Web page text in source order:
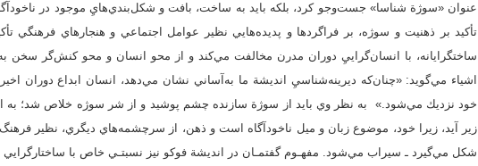
عنوان «‌سوژة شناسا» جست‌وجو كرد، بلكه بايد به ساخت، بافت و شكل‌بندي‌هايِ موجود در
تأكيد بر ذهنيت و سوژه، بر فراگردها و پديده‌هايي نظير عوامل اجتماعي و هنجارهاي فرهنگي
ساختگرايانه، با انسان‌گراييِ دوران مدرن مخالفت مي‌كند و از محو انسان و محو كنش‌گر سخن
اشياء‌ مي‌گويد: «چنان‌كه ديرينه‌شناسيِ انديشة ما به‌آساني نشان مي‌دهد، انسان ابداع دوران
خود نزديك مي‌شود.» به نظر وي بايد از سوژة سازنده چشم پوشيد و از شر سوژه خلاص شد؛ به اين
زير آيد، زيرا خود، موضوع زبان و ميل ناخودآگاه است و ذهن، از سرچشمه‌هاي ديگري، نظير فرهنگ
شكل مي‌گيرد ـ سيراب مي‌شود. مفهـوم گفتمـان در انديشة فوكو نيز نسبتـي خاص با ساختارگرايي